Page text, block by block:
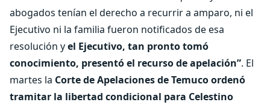
abogados tenían el derecho a recurrir a amparo, ni el
Ejecutivo ni la familia fueron notificados de esa
resolución yel Ejecutivo, tan pronto tomó
conocimiento, presentó el recurso de apelación”. El
martes la Corte de Apelaciones de Temuco ordenó
tramitar la libertad condicional para Celestino